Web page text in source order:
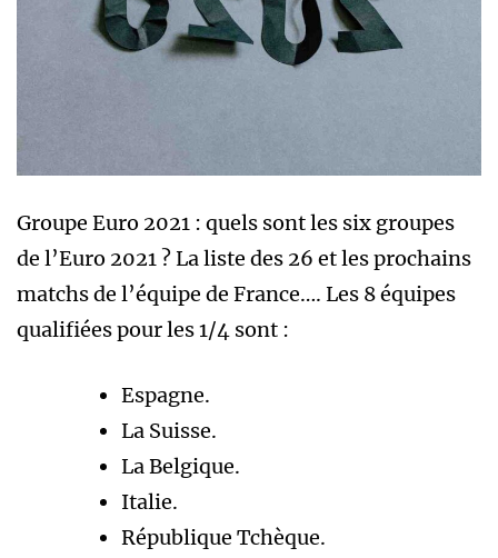
Groupe Euro 2021 : quels sont les six groupes
de l’Euro 2021 ? La liste des 26 et les prochains
matchs de l’équipe de France…. Les 8 équipes
qualifiées pour les 1/4 sont :
Espagne.
La Suisse.
La Belgique.
Italie.
République Tchèque.